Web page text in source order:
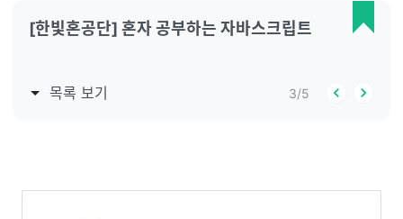
[한빛혼공단] 혼자 공부하는 자바스크립트
목록 보기 3/5